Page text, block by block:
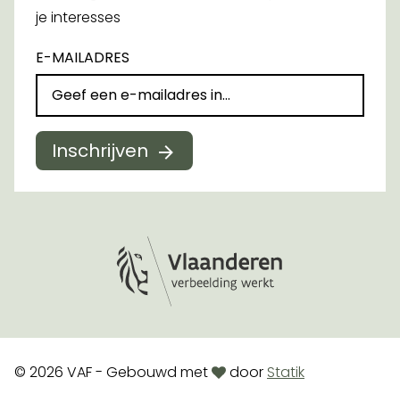
je interesses
E-MAILADRES
Inschrijven
© 2026 VAF - Gebouwd metlovedoor Statik